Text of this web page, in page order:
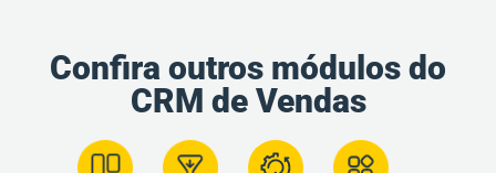
Confira outros módulos do
CRM de Vendas